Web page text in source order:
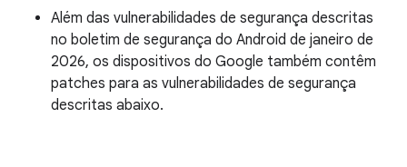
Além das vulnerabilidades de segurança descritas
no boletim de segurança do Android de janeiro de
2026, os dispositivos do Google também contêm
patches para as vulnerabilidades de segurança
descritas abaixo.